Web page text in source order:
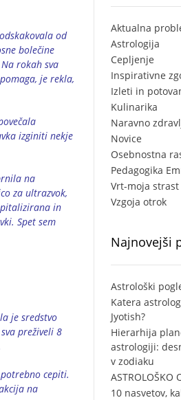
od
bolečine
rokah sva
je rekla,
izginiti nekje
na
za ultrazvok,
in
Spet sem
je sredstvo
preživeli 8
cepiti.
na
Aktualna
Astrologija
Cepljenje
Inspirativne
Izleti in
Kulinarika
Naravno
Novice
Osebnostna
Pedagogika
Vrt-moja strast
Vzgoja otrok
Najnovejši
Astrološki
Katera
Jyotish?
Hierarhija
astrologiji:
v zodiaku
ASTROLOŠKO
10 nasvetov,